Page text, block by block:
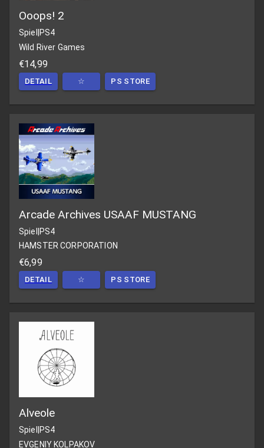
Ooops! 2
Spiel
PS4
Wild River Games
€14,99
DETAIL ☆ PS STORE
Arcade Archives USAAF MUSTANG
Spiel|PS4
HAMSTER CORPORATION
€6,99
DETAIL ☆ PS STORE
Alveole
Spiel
PS4
EVGENIY KOLPAKOV